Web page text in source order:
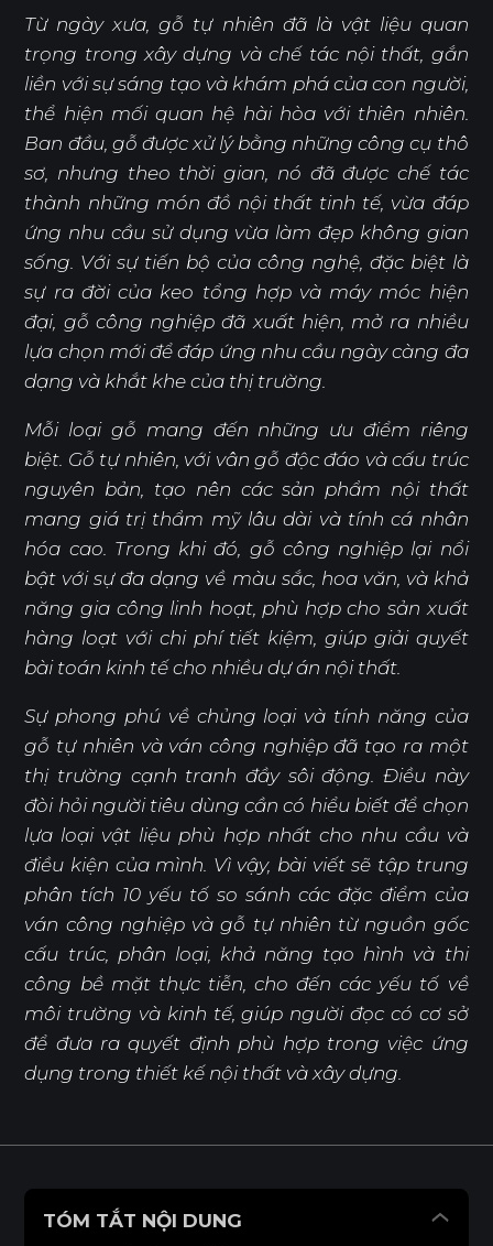
Từ ngày xưa, gỗ tự nhiên đã là vật liệu quan
trọng trong xây dựng và chế tác nội thất, gắn
liền với sự sáng tạo và khám phá của con người,
thể hiện mối quan hệ hài hòa với thiên nhiên.
Ban đầu, gỗ được xử lý bằng những công cụ thô
sơ, nhưng theo thời gian, nó đã được chế tác
thành những món đồ nội thất tinh tế, vừa đáp
ứng nhu cầu sử dụng vừa làm đẹp không gian
sống. Với sự tiến bộ của công nghệ, đặc biệt là
sự ra đời của keo tổng hợp và máy móc hiện
đại, gỗ công nghiệp đã xuất hiện, mở ra nhiều
lựa chọn mới để đáp ứng nhu cầu ngày càng đa
dạng và khắt khe của thị trường.
Mỗi loại gỗ mang đến những ưu điểm riêng
biệt. Gỗ tự nhiên, với vân gỗ độc đáo và cấu trúc
nguyên bản, tạo nên các sản phẩm nội thất
mang giá trị thẩm mỹ lâu dài và tính cá nhân
hóa cao. Trong khi đó, gỗ công nghiệp lại nổi
bật với sự đa dạng về màu sắc, hoa văn, và khả
năng gia công linh hoạt, phù hợp cho sản xuất
hàng loạt với chi phí tiết kiệm, giúp giải quyết
bài toán kinh tế cho nhiều dự án nội thất.
Sự phong phú về chủng loại và tính năng của
gỗ tự nhiên và ván công nghiệp đã tạo ra một
thị trường cạnh tranh đầy sôi động. Điều này
đòi hỏi người tiêu dùng cần có hiểu biết để chọn
lựa loại vật liệu phù hợp nhất cho nhu cầu và
điều kiện của mình. Vì vậy, bài viết sẽ tập trung
phân tích 10 yếu tố so sánh các đặc điểm của
ván công nghiệp và gỗ tự nhiên từ nguồn gốc
cấu trúc, phân loại, khả năng tạo hình và thi
công bề mặt thực tiễn, cho đến các yếu tố về
môi trường và kinh tế, giúp người đọc có cơ sở
để đưa ra quyết định phù hợp trong việc ứng
dụng trong thiết kế nội thất và xây dựng.
TÓM TẮT NỘI DUNG